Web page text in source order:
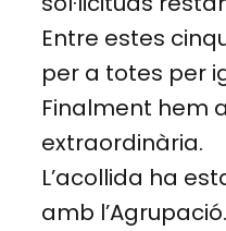
Entre estes
per a totes per
Finalment hem
extraordinària.
L’acollida ha
amb l’Agrupació.